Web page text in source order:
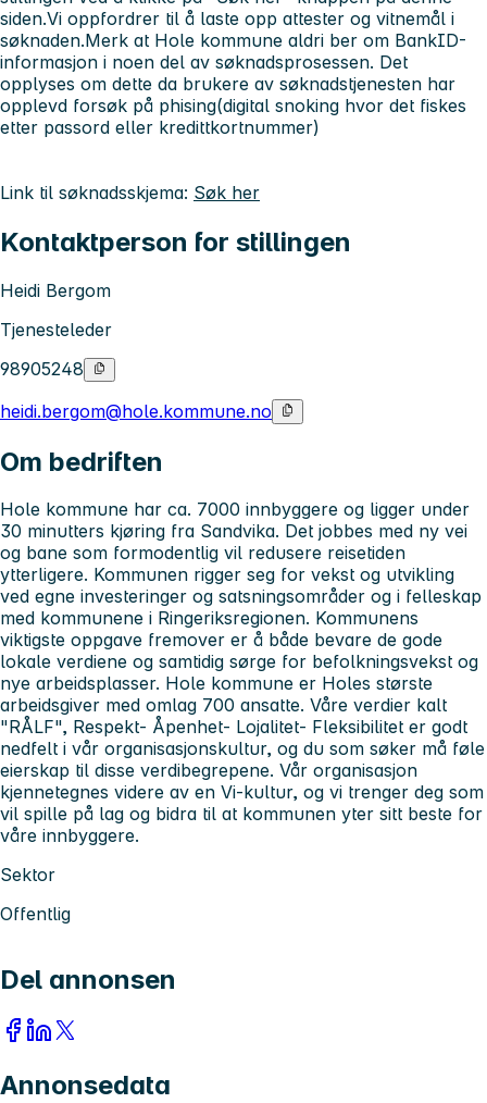
siden.Vi oppfordrer til å laste opp attester og vitnemål i
søknaden.Merk at Hole kommune aldri ber om BankID-
informasjon i noen del av søknadsprosessen. Det
opplyses om dette da brukere av søknadstjenesten har
opplevd forsøk på phising(digital snoking hvor det fiskes
etter passord eller kredittkortnummer)
Link til søknadsskjema: Søk her
Kontaktperson for stillingen
Heidi Bergom
Tjenesteleder
98905248
heidi.bergom@hole.kommune.no
Om bedriften
Hole kommune har ca. 7000 innbyggere og ligger under
30 minutters kjøring fra Sandvika. Det jobbes med ny vei
og bane som formodentlig vil redusere reisetiden
ytterligere. Kommunen rigger seg for vekst og utvikling
ved egne investeringer og satsningsområder og i felleskap
med kommunene i Ringeriksregionen. Kommunens
viktigste oppgave fremover er å både bevare de gode
lokale verdiene og samtidig sørge for befolkningsvekst og
nye arbeidsplasser. Hole kommune er Holes største
arbeidsgiver med omlag 700 ansatte. Våre verdier kalt
"RÅLF", Respekt- Åpenhet- Lojalitet- Fleksibilitet er godt
nedfelt i vår organisasjonskultur, og du som søker må føle
eierskap til disse verdibegrepene. Vår organisasjon
kjennetegnes videre av en Vi-kultur, og vi trenger deg som
vil spille på lag og bidra til at kommunen yter sitt beste for
våre innbyggere.
Sektor
Offentlig
Del annonsen
Annonsedata